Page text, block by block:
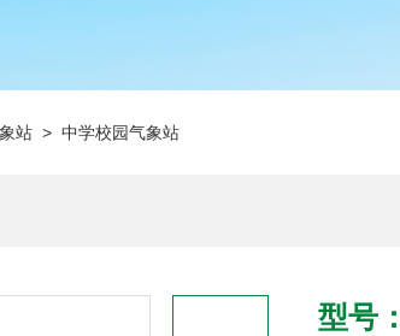
站 > 中学校园气象站
型号：